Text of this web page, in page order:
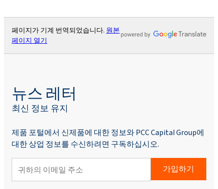
페이지가 기계 번역되었습니다. 원본
페이지 열기
뉴스 레터
최신 정보 유지
제품 포털에서 신제품에 대한 정보와 PCC Capital Group에
대한 상업 정보를 수신하려면 구독하십시오.
가입하기